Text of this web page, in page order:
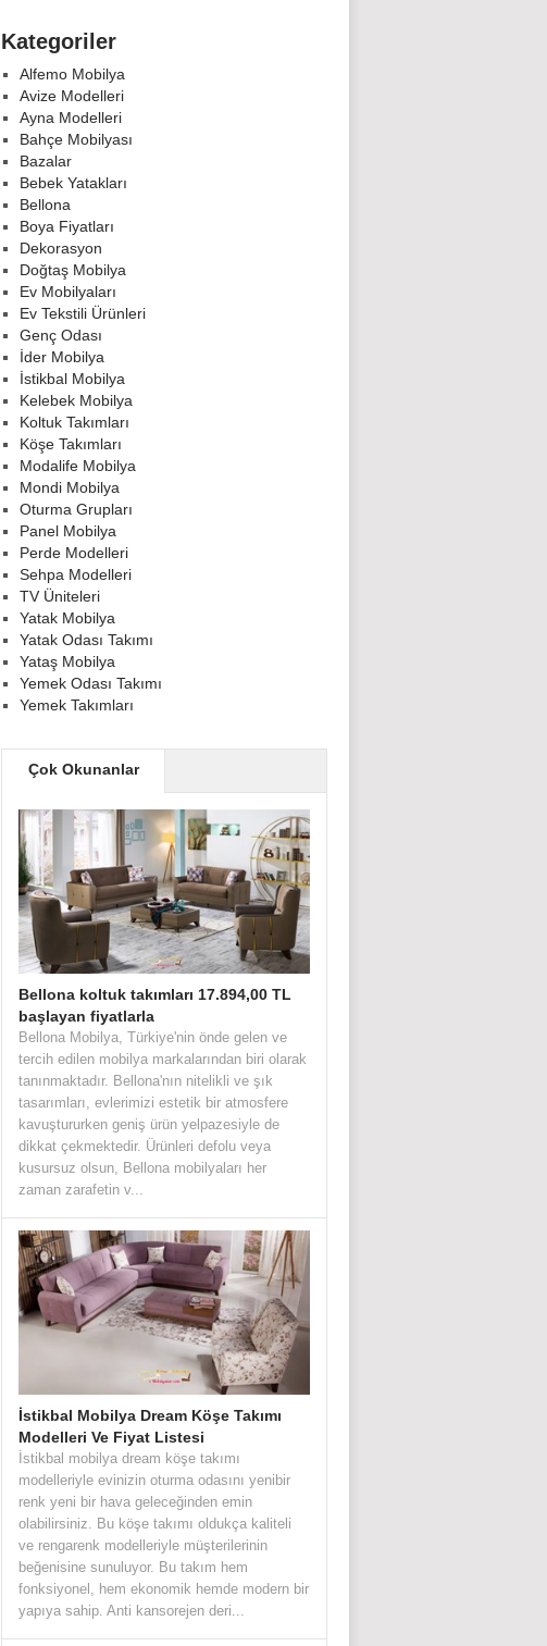
Kategoriler
Alfemo Mobilya
Avize Modelleri
Ayna Modelleri
Bahçe Mobilyası
Bazalar
Bebek Yatakları
Bellona
Boya Fiyatları
Dekorasyon
Doğtaş Mobilya
Ev Mobilyaları
Ev Tekstili Ürünleri
Genç Odası
İder Mobilya
İstikbal Mobilya
Kelebek Mobilya
Koltuk Takımları
Köşe Takımları
Modalife Mobilya
Mondi Mobilya
Oturma Grupları
Panel Mobilya
Perde Modelleri
Sehpa Modelleri
TV Üniteleri
Yatak Mobilya
Yatak Odası Takımı
Yataş Mobilya
Yemek Odası Takımı
Yemek Takımları
Çok Okunanlar
Bellona koltuk takımları 17.894,00 TL
başlayan fiyatlarla
Bellona Mobilya, Türkiye'nin önde gelen ve
tercih edilen mobilya markalarından biri olarak
tanınmaktadır. Bellona'nın nitelikli ve şık
tasarımları, evlerimizi estetik bir atmosfere
kavuştururken geniş ürün yelpazesiyle de
dikkat çekmektedir. Ürünleri defolu veya
kusursuz olsun, Bellona mobilyaları her
zaman zarafetin v...
İstikbal Mobilya Dream Köşe Takımı
Modelleri Ve Fiyat Listesi
İstikbal mobilya dream köşe takımı
modelleriyle evinizin oturma odasını yenibir
renk yeni bir hava geleceğinden emin
olabilirsiniz. Bu köşe takımı oldukça kaliteli
ve rengarenk modelleriyle müşterilerinin
beğenisine sunuluyor. Bu takım hem
fonksiyonel, hem ekonomik hemde modern bir
yapıya sahip. Anti kansorejen deri...